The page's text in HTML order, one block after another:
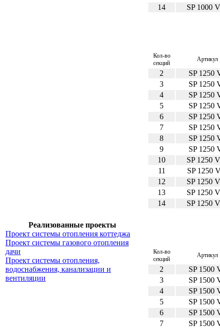
Реализованные проекты
Проект системы отопления коттеджа
Проект системы газового отопления
дачи
Проект системы отопления,
водоснабжения, канализации и
вентиляции
14 SP 1000
Кол-во
секций
Артикул
2
SP 1250
3
SP 1250
4
SP 1250
5
SP 1250
6
SP 1250
7
SP 1250
8
SP 1250
9
SP 1250
10
SP 1250
11
SP 1250
12
SP 1250
13
SP 1250
14
SP 1250
Кол-во
секций
Артикул
2
SP 1500
3
SP 1500
4
SP 1500
5
SP 1500
6
SP 1500
7
SP 1500